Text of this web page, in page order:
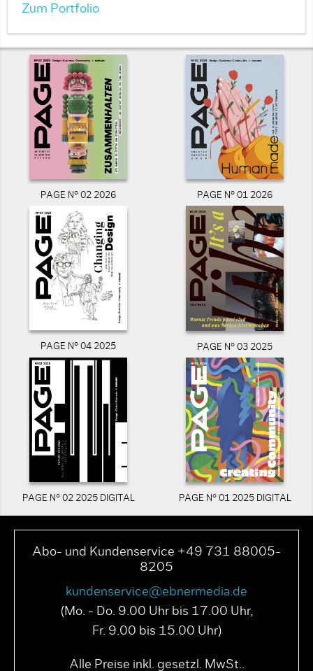
Zum Portfolio
PAGE N° 02 2026 PAGE N° 01 2026
PAGE N° 04 2025 PAGE N° 03 2025
PAGE N° 02 2025 DIGITAL PAGE N° 01 2025 DIGITAL
Abo- und Kundenservice +49 731 88005-
8205
kundenservice@ebnermedia.de
(Mo. - Do. 9.00 Uhr bis 17.00 Uhr,
Fr. 9.00 bis 15.00 Uhr)
Alle Preise inkl. gesetzl. MwSt..